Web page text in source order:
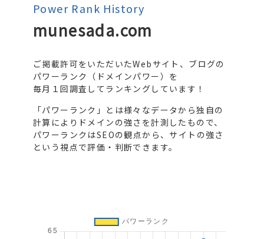
Power Rank History
munesada.com
ご掲載許可をいただいたWebサイト、ブログの
パワーランク（ドメインパワー）を
毎月１回調査してランキングしています！
「パワーランク」とは様々なデータから独自の
計算によりドメインの強さを計測したもので、
パワーランクはSEOの観点から、サイトの強さ
という視点で評価・判断できます。